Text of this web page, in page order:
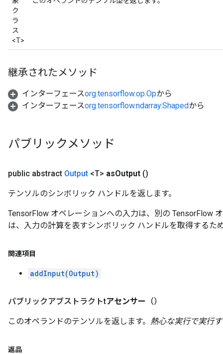
ク
ラ
ス
<T>
継承されたメソッド
インターフェースorg.tensorflow.op.Opから
インターフェースorg.tensorflow.ndarray.Shapedから
パブリックメソッド
public abstract Output <T> asOutput ()
テンソルのシンボリック ハンドルを返します。
TensorFlow オペレーションへの入力は、別の TensorFlow
は、入力の計算を表すシンボリック ハンドルを取得するた
関連項目
addInput(Output)
パブリックアブストラクトtアセンサー （）
このオペランドのテンソルを返します。 熱心な実行で実行
返品